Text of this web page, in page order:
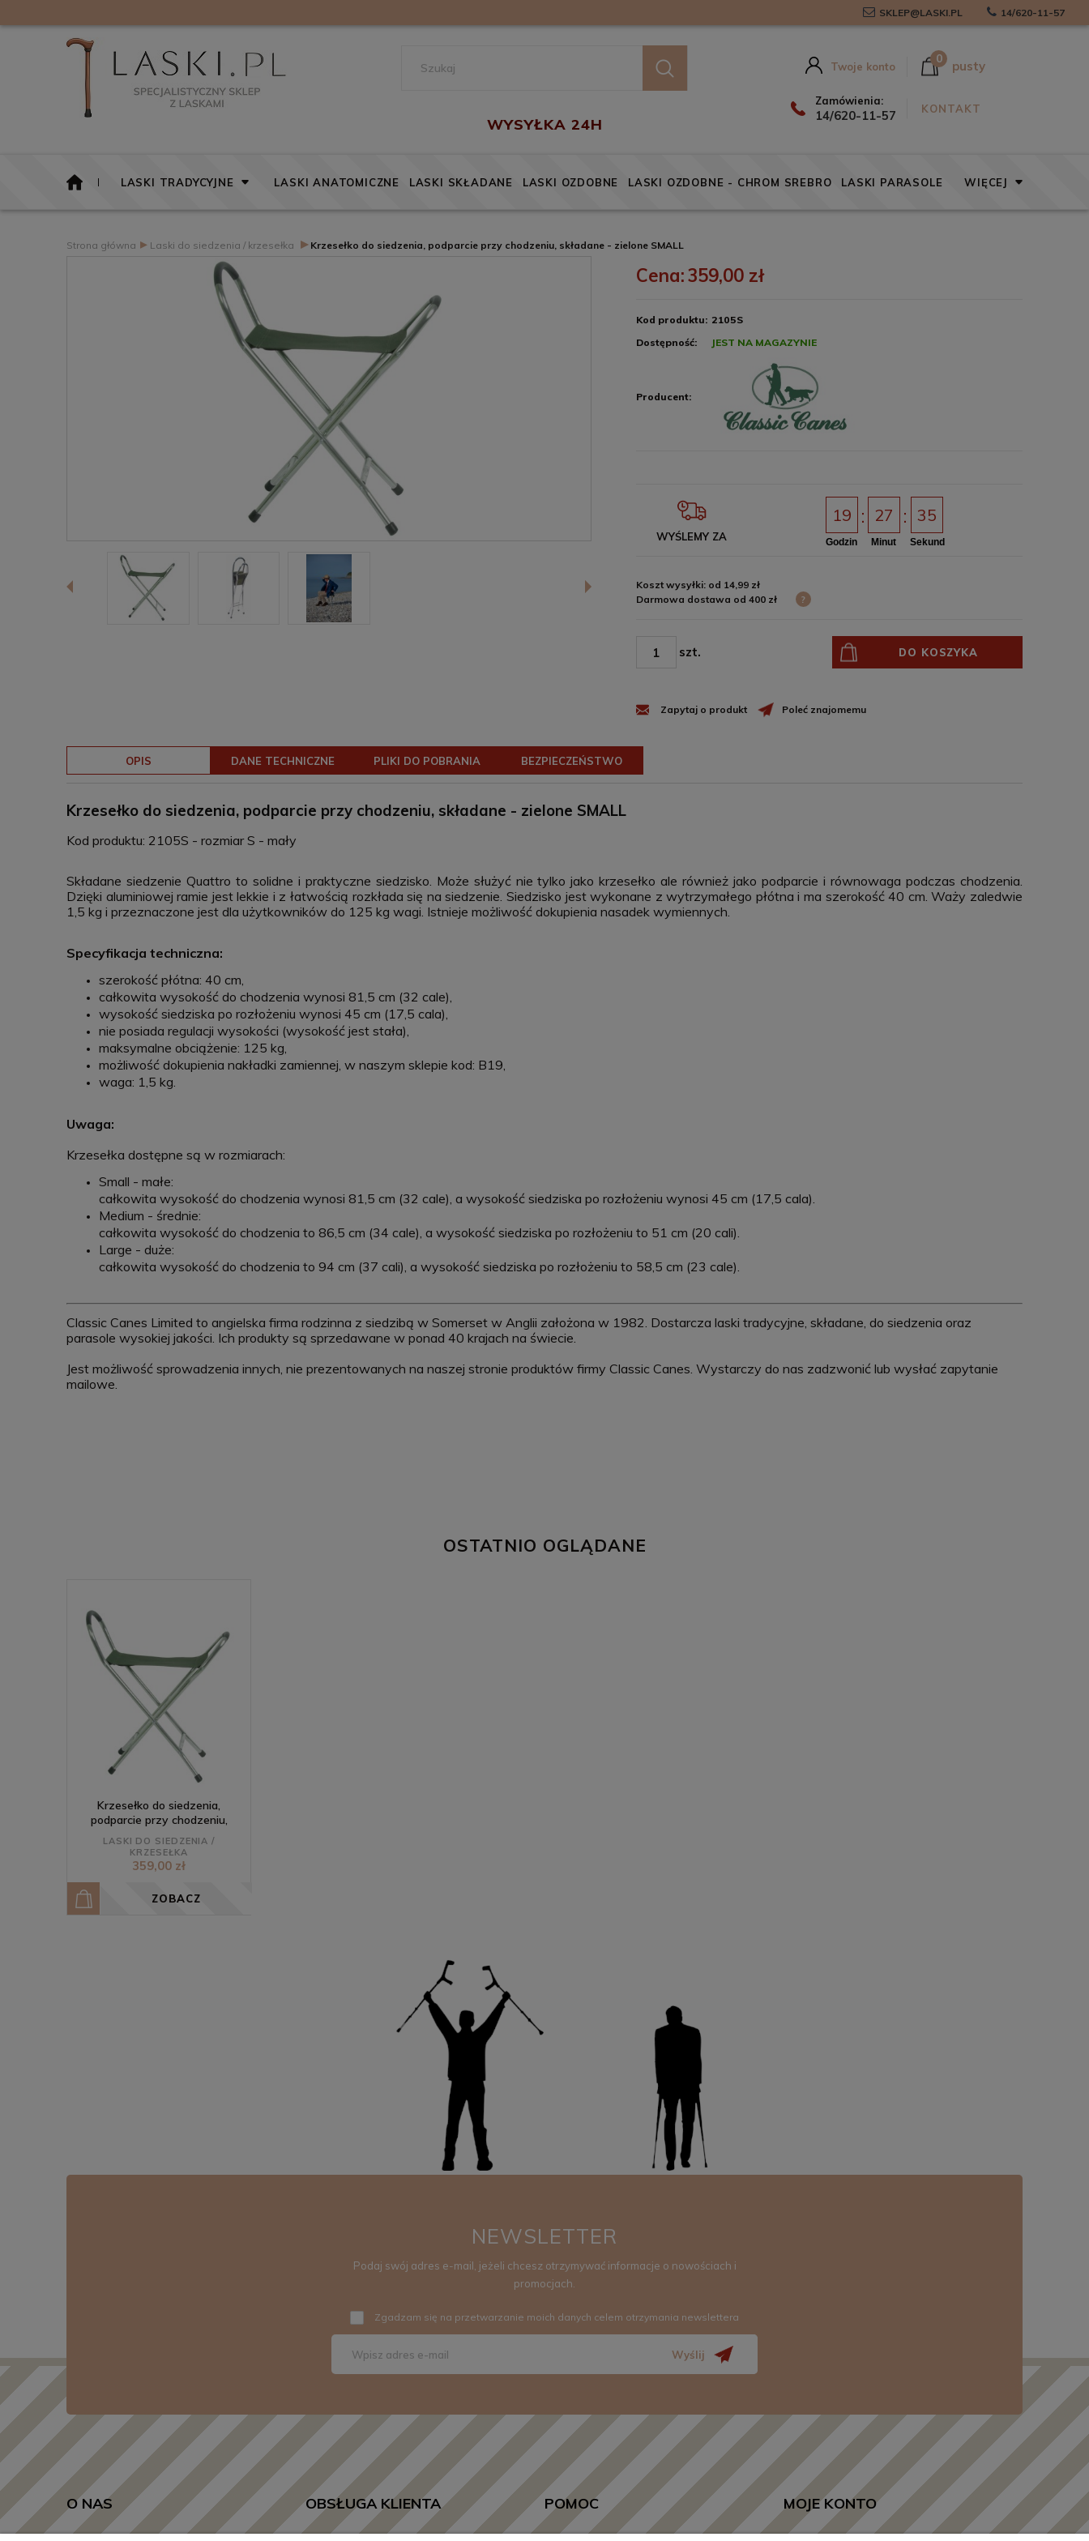
14/620-11-57
SKLEP@LASKI.PL
Twoje konto
0 pusty
Zamówienia:
14/620-11-57 KONTAKT
LASKI TRADYCYJNE LASKI ANATOMICZNE LASKI SKŁADANE LASKI OZDOBNE LASKI OZDOBNE - CHROM SREBRO LASKI PARASOLE WIĘCEJ
Strona główna ▸ Laski do siedzenia / krzesełka ▸ Krzesełko do siedzenia, podparcie przy chodzeniu, składane - zielone SMALL
Cena:359,00 zł
Kod produktu: 2105S
Dostępność:
JEST NA MAGAZYNIE
Producent:
WYŚLEMY ZA
19
Godzin
27
Minut
35
Sekund
Koszt wysyłki: od 14,99 zł
Darmowa dostawa od 400 zł
?
szt. DO KOSZYKA
Zapytaj o produkt Poleć znajomemu
OPIS DANE TECHNICZNE PLIKI DO POBRANIA BEZPIECZEŃSTWO
Krzesełko do siedzenia, podparcie przy chodzeniu, składane - zielone SMALL
Kod produktu: 2105S - rozmiar S - mały
Składane siedzenie Quattro to solidne i praktyczne siedzisko. Może służyć nie tylko jako krzesełko ale również jako podparcie i równowaga podczas chodzenia.
Dzięki aluminiowej ramie jest lekkie i z łatwością rozkłada się na siedzenie. Siedzisko jest wykonane z wytrzymałego płótna i ma szerokość 40 cm. Waży zaledwie
1,5 kg i przeznaczone jest dla użytkowników do 125 kg wagi. Istnieje możliwość dokupienia nasadek wymiennych.
Specyfikacja techniczna:
szerokość płótna: 40 cm,
całkowita wysokość do chodzenia wynosi 81,5 cm (32 cale),
wysokość siedziska po rozłożeniu wynosi 45 cm (17,5 cala),
nie posiada regulacji wysokości (wysokość jest stała),
maksymalne obciążenie: 125 kg,
możliwość dokupienia nakładki zamiennej, w naszym sklepie kod: B19,
waga: 1,5 kg.
Uwaga:
Krzesełka dostępne są w rozmiarach:
Small - małe:
całkowita wysokość do chodzenia wynosi 81,5 cm (32 cale), a wysokość siedziska po rozłożeniu wynosi 45 cm (17,5 cala).
Medium - średnie:
całkowita wysokość do chodzenia to 86,5 cm (34 cale), a wysokość siedziska po rozłożeniu to 51 cm (20 cali).
Large - duże:
całkowita wysokość do chodzenia to 94 cm (37 cali), a wysokość siedziska po rozłożeniu to 58,5 cm (23 cale).
Classic Canes Limited to angielska firma rodzinna z siedzibą w Somerset w Anglii założona w 1982. Dostarcza laski tradycyjne, składane, do siedzenia oraz
parasole wysokiej jakości. Ich produkty są sprzedawane w ponad 40 krajach na świecie.
Jest możliwość sprowadzenia innych, nie prezentowanych na naszej stronie produktów firmy Classic Canes. Wystarczy do nas zadzwonić lub wysłać zapytanie
mailowe.
OSTATNIO OGLĄDANE
Krzesełko do siedzenia,
podparcie przy chodzeniu,
składane - zielone SMALL
LASKI DO SIEDZENIA /
KRZESEŁKA
359,00 zł
ZOBACZ
NEWSLETTER
Podaj swój adres e-mail, jeżeli chcesz otrzymywać informacje o nowościach i
promocjach.
Zgadzam się na przetwarzanie moich danych celem otrzymania newslettera
Wyślij
O NAS OBSŁUGA KLIENTA POMOC MOJE KONTO